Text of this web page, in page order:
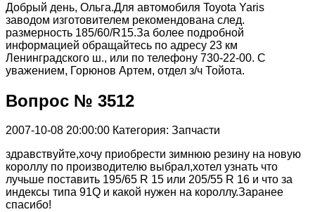
Добрый день, Ольга.Для автомобиля Toyota Yaris
заводом изготовителем рекомендована след.
размерность 185/60/R15.За более подробной
информацией обращайтесь по адресу 23 км
Ленинградского ш., или по телефону 730-22-00. С
уважением, Горюнов Артем, отдел з/ч Тойота.
Вопрос № 3512
2007-10-08 20:00:00 Категория: Запчасти
здравствуйте,хочу приобрести зимнюю резину на новую
короллу по производителю выбрал,хотел узнать что
лучьше поставить 195/65 R 15 или 205/55 R 16 и что за
индексы типа 91Q и какой нужен на короллу.Заранее
спасибо!